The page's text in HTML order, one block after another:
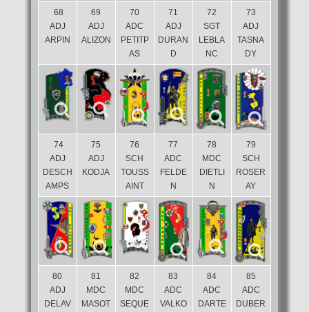
68
ADJ
ARPIN
69
ADJ
ALIZON
70
ADC
PETITP
AS
71
ADJ
DURAN
D
72
SGT
LEBLA
NC
73
ADJ
TASNA
DY
74
ADJ
DESCH
AMPS
75
ADJ
KODJA
76
SCH
TOUSS
AINT
77
ADC
FELDE
N
78
MDC
DIETLI
N
79
SCH
ROSER
AY
80
ADJ
DELAV
81
MDC
MASOT
82
MDC
SEQUE
83
ADC
VALKO
84
ADC
DARTE
85
ADC
DUBER